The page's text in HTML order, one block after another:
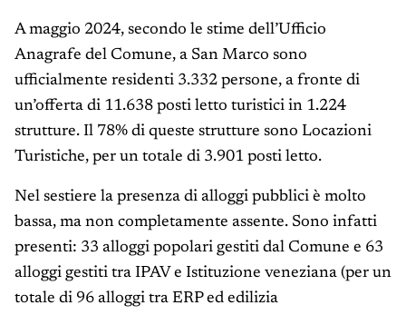
A maggio 2024, secondo le stime dell’Ufficio
Anagrafe del Comune, a San Marco sono
ufficialmente residenti 3.332 persone, a fronte di
un’offerta di 11.638 posti letto turistici in 1.224
strutture. Il 78% di queste strutture sono Locazioni
Turistiche, per un totale di 3.901 posti letto.
Nel sestiere la presenza di alloggi pubblici è molto
bassa, ma non completamente assente. Sono infatti
presenti: 33 alloggi popolari gestiti dal Comune e 63
alloggi gestiti tra IPAV e Istituzione veneziana (per un
totale di 96 alloggi tra ERP ed edilizia